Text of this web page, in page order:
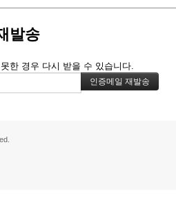
발송
한 경우 다시 받을 수 있습니다.